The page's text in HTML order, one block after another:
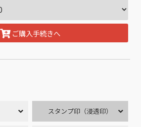
ご購入手続きへ
スタンプ印（浸透印）